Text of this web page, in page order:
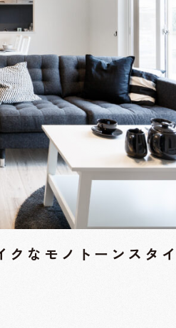
クなモノトーンスタ